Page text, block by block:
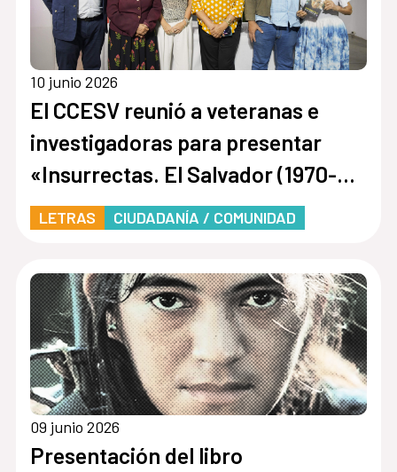
10 junio 2026
El CCESV reunió a veteranas e
investigadoras para presentar
«Insurrectas. El Salvador (1970-
1992)»
LETRAS CIUDADANÍA / COMUNIDAD
09 junio 2026
Presentación del libro